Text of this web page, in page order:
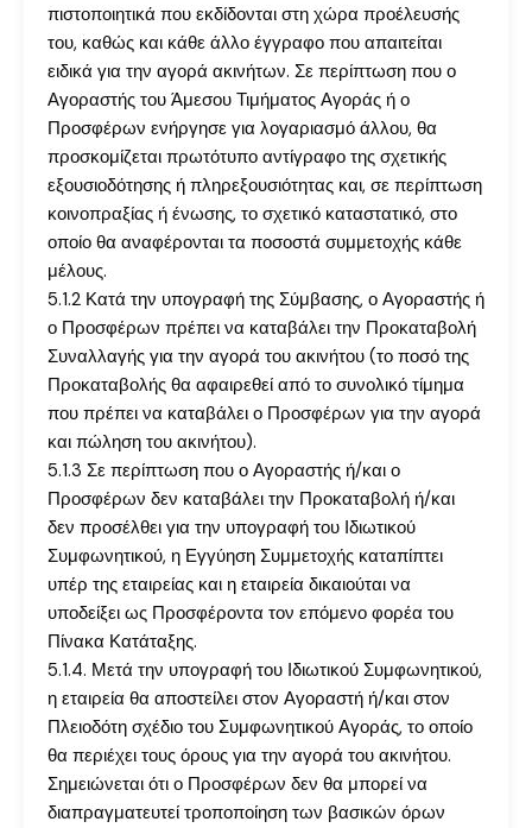
πιστοποιητικά που εκδίδονται στη χώρα προέλευσής
του, καθώς και κάθε άλλο έγγραφο που απαιτείται
ειδικά για την αγορά ακινήτων. Σε περίπτωση που ο
Αγοραστής του Άμεσου Τιμήματος Αγοράς ή ο
Προσφέρων ενήργησε για λογαριασμό άλλου, θα
προσκομίζεται πρωτότυπο αντίγραφο της σχετικής
εξουσιοδότησης ή πληρεξουσιότητας και, σε περίπτωση
κοινοπραξίας ή ένωσης, το σχετικό καταστατικό, στο
οποίο θα αναφέρονται τα ποσοστά συμμετοχής κάθε
μέλους.
5.1.2 Κατά την υπογραφή της Σύμβασης, ο Αγοραστής ή
ο Προσφέρων πρέπει να καταβάλει την Προκαταβολή
Συναλλαγής για την αγορά του ακινήτου (το ποσό της
Προκαταβολής θα αφαιρεθεί από το συνολικό τίμημα
που πρέπει να καταβάλει ο Προσφέρων για την αγορά
και πώληση του ακινήτου).
5.1.3 Σε περίπτωση που ο Αγοραστής ή/και ο
Προσφέρων δεν καταβάλει την Προκαταβολή ή/και
δεν προσέλθει για την υπογραφή του Ιδιωτικού
Συμφωνητικού, η Εγγύηση Συμμετοχής καταπίπτει
υπέρ της εταιρείας και η εταιρεία δικαιούται να
υποδείξει ως Προσφέροντα τον επόμενο φορέα του
Πίνακα Κατάταξης.
5.1.4. Μετά την υπογραφή του Ιδιωτικού Συμφωνητικού,
η εταιρεία θα αποστείλει στον Αγοραστή ή/και στον
Πλειοδότη σχέδιο του Συμφωνητικού Αγοράς, το οποίο
θα περιέχει τους όρους για την αγορά του ακινήτου.
Σημειώνεται ότι ο Προσφέρων δεν θα μπορεί να
διαπραγματευτεί τροποποίηση των βασικών όρων